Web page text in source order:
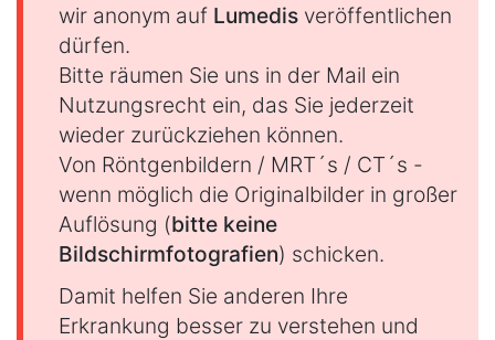
wir anonym auf Lumedis veröffentlichen
dürfen.
Bitte räumen Sie uns in der Mail ein
Nutzungsrecht ein, das Sie jederzeit
wieder zurückziehen können.
Von Röntgenbildern / MRT´s / CT´s -
wenn möglich die Originalbilder in großer
Auflösung (bitte keine
Bildschirmfotografien) schicken.
Damit helfen Sie anderen Ihre
Erkrankung besser zu verstehen und